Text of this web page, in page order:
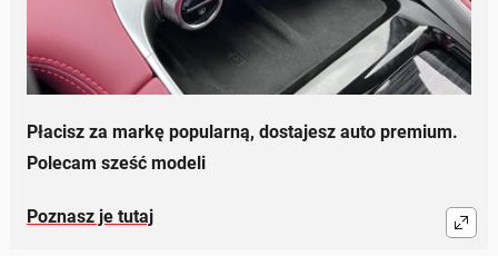
Płacisz za markę popularną, dostajesz auto premium.
Polecam sześć modeli
Poznasz je tutaj